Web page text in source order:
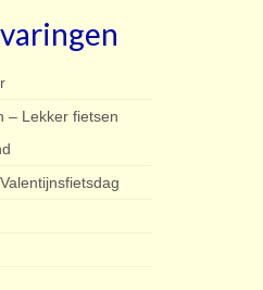
– Lekker fietsen